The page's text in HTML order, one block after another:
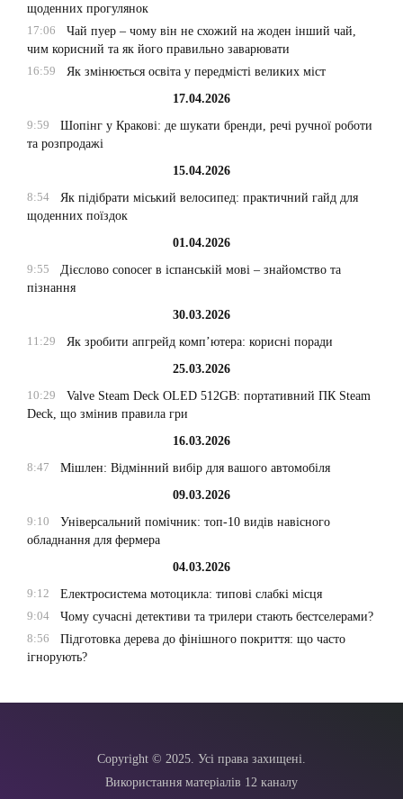
щоденних прогулянок
17:06
Чай пуер – чому він не схожий на жоден інший чай,
чим корисний та як його правильно заварювати
16:59
Як змінюється освіта у передмісті великих міст
17.04.2026
9:59
Шопінг у Кракові: де шукати бренди, речі ручної роботи
та розпродажі
15.04.2026
8:54
Як підібрати міський велосипед: практичний гайд для
щоденних поїздок
01.04.2026
9:55
Дієслово conocer в іспанській мові – знайомство та
пізнання
30.03.2026
11:29
Як зробити апгрейд комп’ютера: корисні поради
25.03.2026
10:29
Valve Steam Deck OLED 512GB: портативний ПК Steam
Deck, що змінив правила гри
16.03.2026
8:47
Мішлен: Відмінний вибір для вашого автомобіля
09.03.2026
9:10
Універсальний помічник: топ-10 видів навісного
обладнання для фермера
04.03.2026
9:12
Електросистема мотоцикла: типові слабкі місця
9:04
Чому сучасні детективи та трилери стають бестселерами?
8:56
Підготовка дерева до фінішного покриття: що часто
ігнорують?
Copyright © 2025. Усі права захищені.
Використання матеріалів 12 каналу